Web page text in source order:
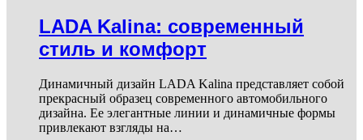
LADA Kalina: современный
стиль и комфорт
Динамичный дизайн LADA Kalina представляет собой
прекрасный образец современного автомобильного
дизайна. Ее элегантные линии и динамичные формы
привлекают взгляды на…